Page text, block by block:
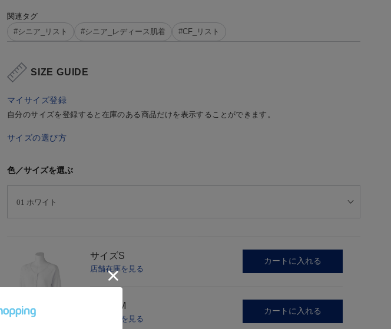
関連タグ
#シニア_リスト
#シニア_レディース肌着 #CF_リスト
SIZE GUIDE
マイサイズ登録
自分のサイズを登録すると在庫のある商品だけを表示することができます。
サイズの選び方
色／サイズを選ぶ
サイズS
店舗在庫を見る
カートに入れる
M
店舗在庫を見る
カートに入れる